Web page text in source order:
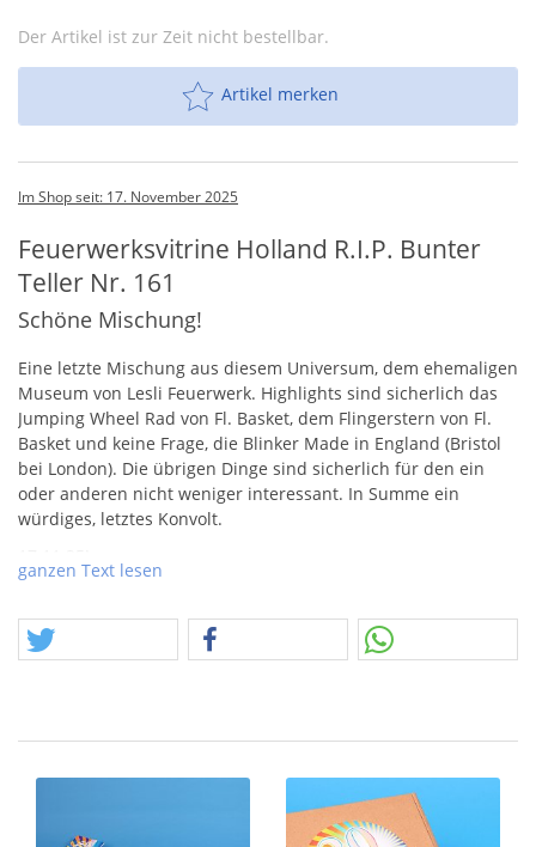
Der Artikel ist zur Zeit nicht bestellbar.
Artikel merken
Im Shop seit: 17. November 2025
Feuerwerksvitrine Holland R.I.P. Bunter
Teller Nr. 161
Schöne Mischung!
Eine letzte Mischung aus diesem Universum, dem ehemaligen
Museum von Lesli Feuerwerk. Highlights sind sicherlich das
Jumping Wheel Rad von Fl. Basket, dem Flingerstern von Fl.
Basket und keine Frage, die Blinker Made in England (Bristol
bei London). Die übrigen Dinge sind sicherlich für den ein
oder anderen nicht weniger interessant. In Summe ein
würdiges, letztes Konvolt.
In den letzten Tagen sind Schwergewichte ins Angebot
Schwergewichten, ähnlicher Natur, gefragt. Und sie kommen,
weitereSCHWERGEWICHTE!
ganzen Text lesen